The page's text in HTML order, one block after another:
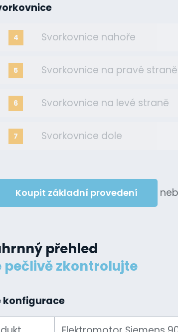
4 Svorkovnice nahoře
5 Svorkovnice na pravé straně
6 Svorkovnice na levé straně
7 Svorkovnice dole
Koupit základní provedení
přehled
pečlivě zkontrolujte
konfigurace